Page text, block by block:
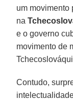
um movimento
na
e o governo
movimento de
Contudo,